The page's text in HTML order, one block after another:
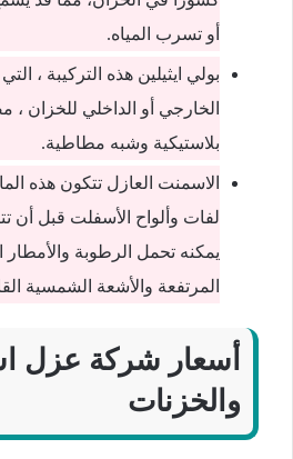
أو تسرب المياه.
بولي ايثيلين هذه التركيبة ،
الخارجي أو الداخلي للخزان
بلاستيكية وشبه مطاطية.
الاسمنت العازل تتكون هذه
لفات وألواح الأسفلت قبل أن
يمكنه تحمل الرطوبة والأمطار
المرتفعة والأشعة الشمسية
أسعار شركة عزل
والخزنات